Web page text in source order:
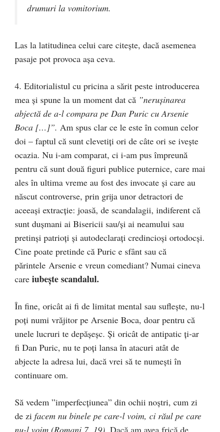
drumuri la vomitorium.
Las la latitudinea celui care citeşte, dacă asemenea
pasaje pot provoca aşa ceva.
4. Editorialistul cu pricina a sărit peste introducerea
mea şi spune la un moment dat că ”nerușinarea
abjectă de a-l compara pe Dan Puric cu Arsenie
Boca […]”. Am spus clar ce le este în comun celor
doi – faptul că sunt clevetiţi ori de câte ori se iveşte
ocazia. Nu i-am comparat, ci i-am pus împreună
pentru că sunt două figuri publice puternice, care mai
ales în ultima vreme au fost des invocate şi care au
născut controverse, prin grija unor detractori de
aceeaşi extracţie: joasă, de scandalagii, indiferent că
sunt duşmani ai Bisericii sau/şi ai neamului sau
pretinşi patrioţi şi autodeclaraţi credincioşi ortodocşi.
Cine poate pretinde că Puric e sfânt sau că
părintele Arsenie e vreun comediant? Numai cineva
care iubeşte scandalul.
În fine, oricât ai fi de limitat mental sau sufleşte, nu-l
poţi numi vrăjitor pe Arsenie Boca, doar pentru că
unele lucruri te depăşeşc. Şi oricât de antipatic ţi-ar
fi Dan Puric, nu te poţi lansa în atacuri atât de
abjecte la adresa lui, dacă vrei să te numeşti în
continuare om.
Să vedem ”imperfecţiunea” din ochii noştri, cum zi
de zi facem nu binele pe care-l voim, ci răul pe care
nu-l voim (Romani 7, 19). Dacă am avea frică de